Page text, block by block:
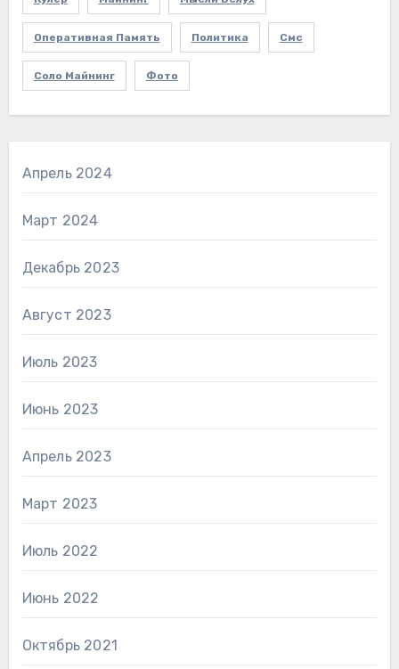
Оперативная Память Политика Смс
Соло Майнинг Фото
Апрель 2024
Март 2024
Декабрь 2023
Август 2023
Июль 2023
Июнь 2023
Апрель 2023
Март 2023
Июль 2022
Июнь 2022
Октябрь 2021